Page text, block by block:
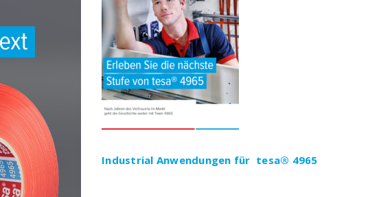
Industrial Anwendungen für tesa® 4965